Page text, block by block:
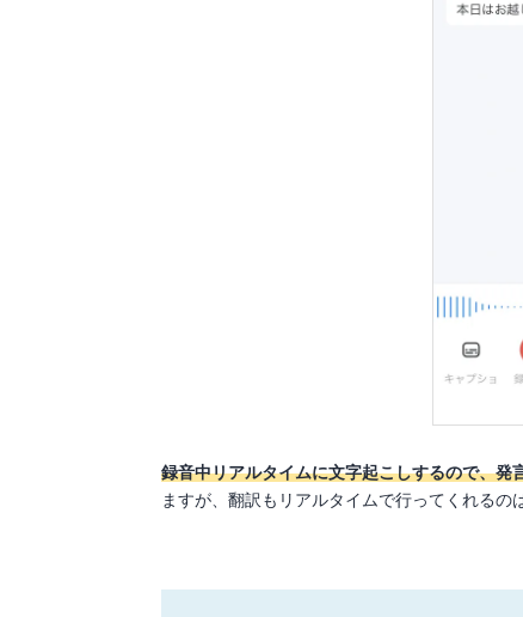
録音中リアルタイムに文字起こしするので、発
ますが、翻訳もリアルタイムで行ってくれるの